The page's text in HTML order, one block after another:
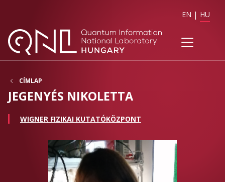
EN HU
CÍMLAP
JEGENYÉS NIKOLETTA
WIGNER FIZIKAI KUTATÓKÖZPONT